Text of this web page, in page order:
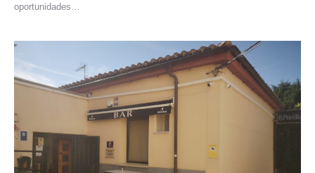
oportunidades…